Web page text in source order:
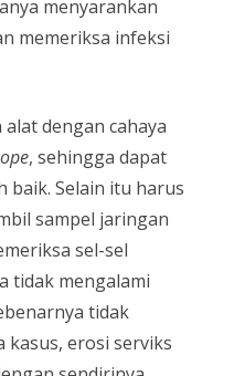
menyarankan
memeriksa infeksi
dengan cahaya
, sehingga dapat
baik. Selain itu harus
sampel jaringan
sel-sel
tidak mengalami
tidak
kasus, erosi serviks